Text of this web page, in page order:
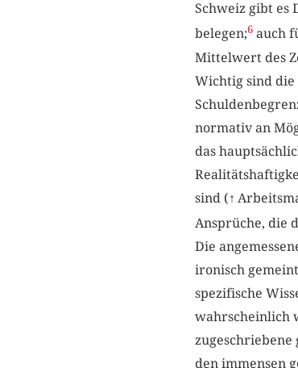
Schweiz gibt es
belegen;6auch
Mittelwert des
Wichtig sind die
normativ an
das
sind (↑
Ansprüche, die
Die
ironisch
spezifische
wahrscheinlich
zugeschriebene
den immensen